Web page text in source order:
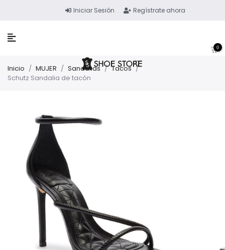
Iniciar Sesión Regístrate ahora
0
Inicio / MUJER / Sandalias / Tacos /
Schutz Sandalia de tacón